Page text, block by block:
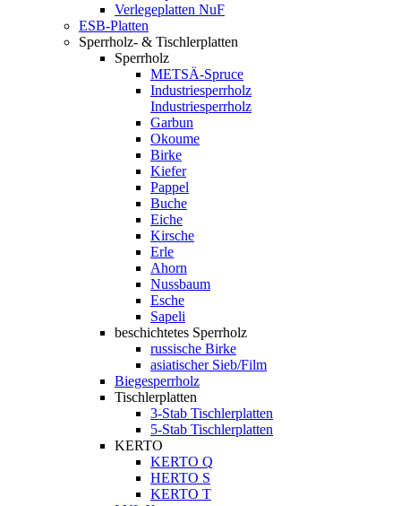
Verlegeplatten NuF
ESB-Platten
Sperrholz- & Tischlerplatten
Sperrholz
METSÄ-Spruce
Industriesperrholz
Industriesperrholz
Garbun
Okoume
Birke
Kiefer
Pappel
Buche
Eiche
Kirsche
Erle
Ahorn
Nussbaum
Esche
Sapeli
beschichtetes Sperrholz
russische Birke
asiatischer Sieb/Film
Biegesperrholz
Tischlerplatten
3-Stab Tischlerplatten
5-Stab Tischlerplatten
KERTO
KERTO Q
HERTO S
KERTO T